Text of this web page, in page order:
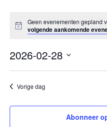
Geen evenementen gepland
volgende aankomende
2026-02-28
datum.
Vorige dag
Abonneer